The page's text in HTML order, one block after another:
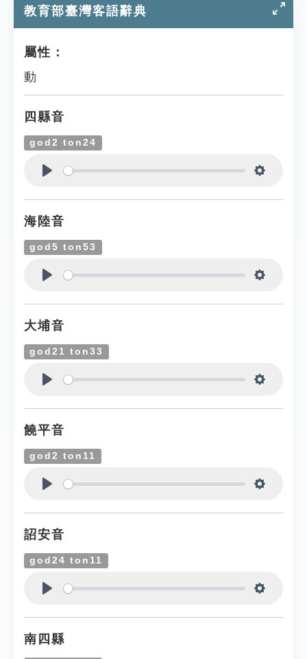
教育部臺灣客語辭典
屬性：
動
四縣音
god2 ton24
海陸音
god5 ton53
大埔音
god21 ton33
饒平音
god2 ton11
詔安音
god24 ton11
南四縣